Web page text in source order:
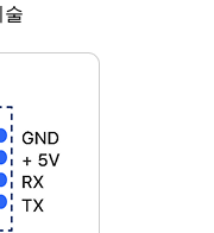
술